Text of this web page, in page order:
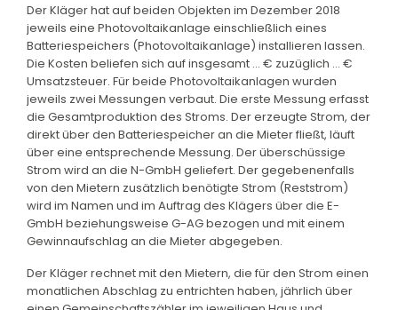
Der Kläger hat auf beiden Objekten im Dezember 2018
jeweils eine Photovoltaikanlage einschließlich eines
Batteriespeichers (Photovoltaikanlage) installieren lassen.
Die Kosten beliefen sich auf insgesamt ... € zuzüglich ... €
Umsatzsteuer. Für beide Photovoltaikanlagen wurden
jeweils zwei Messungen verbaut. Die erste Messung erfasst
die Gesamtproduktion des Stroms. Der erzeugte Strom, der
direkt über den Batteriespeicher an die Mieter fließt, läuft
über eine entsprechende Messung. Der überschüssige
Strom wird an die N-GmbH geliefert. Der gegebenenfalls
von den Mietern zusätzlich benötigte Strom (Reststrom)
wird im Namen und im Auftrag des Klägers über die E-
GmbH beziehungsweise G-AG bezogen und mit einem
Gewinnaufschlag an die Mieter abgegeben.
Der Kläger rechnet mit den Mietern, die für den Strom einen
monatlichen Abschlag zu entrichten haben, jährlich über